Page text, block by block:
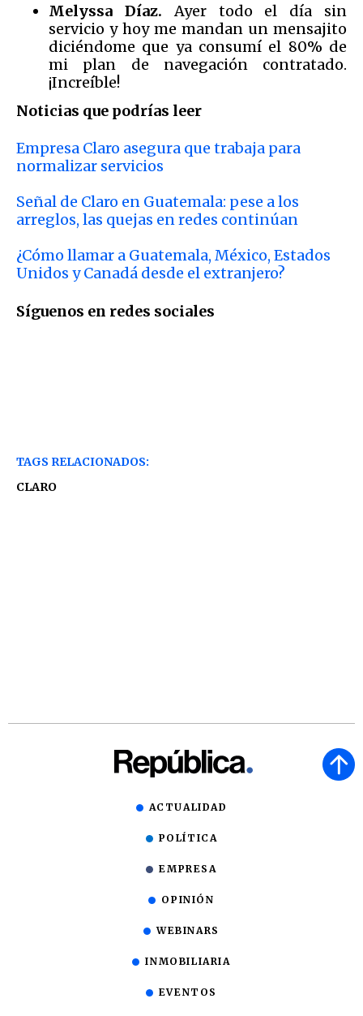
Melyssa Díaz. Ayer todo el día sin
servicio y hoy me mandan un mensajito
diciéndome que ya consumí el 80% de
mi plan de navegación contratado.
¡Increíble!
Noticias que podrías leer
Empresa Claro asegura que trabaja para
normalizar servicios
Señal de Claro en Guatemala: pese a los
arreglos, las quejas en redes continúan
¿Cómo llamar a Guatemala, México, Estados
Unidos y Canadá desde el extranjero?
Síguenos en redes sociales
TAGS RELACIONADOS:
CLARO
ACTUALIDAD
POLÍTICA
EMPRESA
OPINIÓN
WEBINARS
INMOBILIARIA
EVENTOS